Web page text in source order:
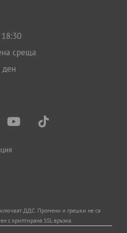
среща
ДДС. Промени и грешки не са
с криптирана SSL връзка.